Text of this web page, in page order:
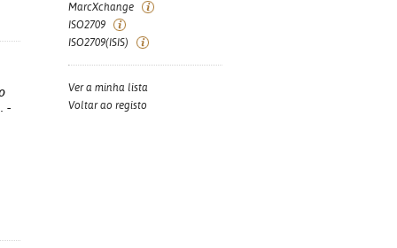
-
MarcXchange
ISO2709
ISO2709(ISIS)
Ver a minha lista
Voltar ao registo